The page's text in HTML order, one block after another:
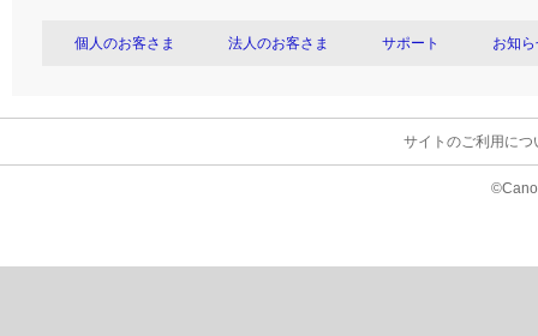
個人のお客さま 法人のお客さま サポート お知
サイトのご利用につ